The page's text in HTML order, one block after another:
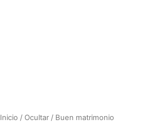
Inicio / Ocultar / Buen matrimonio